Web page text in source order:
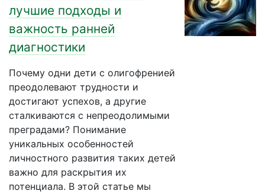
лучшие подходы и
важность ранней
диагностики
Почему одни дети с олигофренией
преодолевают трудности и
достигают успехов, а другие
сталкиваются с непреодолимыми
преградами? Понимание
уникальных особенностей
личностного развития таких детей
важно для раскрытия их
потенциала. В этой статье мы